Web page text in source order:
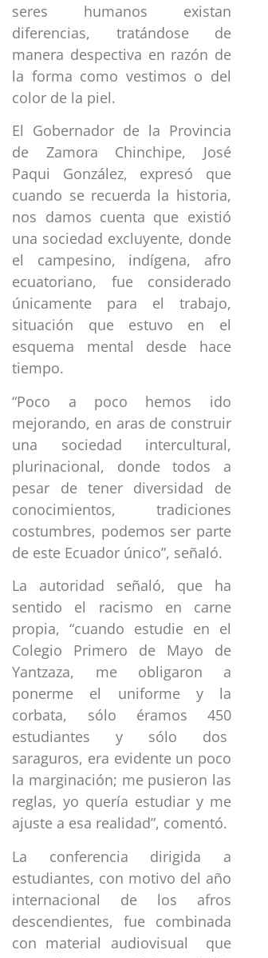
seres humanos existan
diferencias, tratándose de
manera despectiva en razón de
la forma como vestimos o del
color de la piel.
El Gobernador de la Provincia
de Zamora Chinchipe, José
Paqui González, expresó que
cuando se recuerda la historia,
nos damos cuenta que existió
una sociedad excluyente, donde
el campesino, indígena, afro
ecuatoriano, fue considerado
únicamente para el trabajo,
situación que estuvo en el
esquema mental desde hace
tiempo.
“Poco a poco hemos ido
mejorando, en aras de construir
una sociedad intercultural,
plurinacional, donde todos a
pesar de tener diversidad de
conocimientos, tradiciones
costumbres, podemos ser parte
de este Ecuador único”, señaló.
La autoridad señaló, que ha
sentido el racismo en carne
propia, “cuando estudie en el
Colegio Primero de Mayo de
Yantzaza, me obligaron a
ponerme el uniforme y la
corbata, sólo éramos 450
estudiantes y sólo dos
saraguros, era evidente un poco
la marginación; me pusieron las
reglas, yo quería estudiar y me
ajuste a esa realidad”, comentó.
La conferencia dirigida a
estudiantes, con motivo del año
internacional de los afros
descendientes, fue combinada
con material audiovisual que